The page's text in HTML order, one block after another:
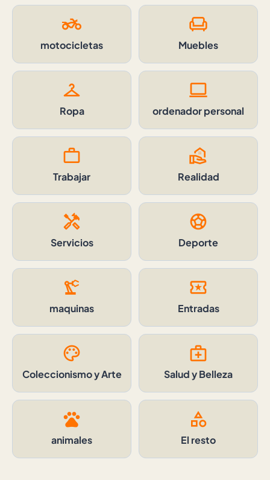
two_wheeler
motocicletas
chair
Muebles
checkroom
Ropa
computer
ordenador personal
work
Trabajar
real_estate_agent
Realidad
handyman
Servicios
sports_soccer
Deporte
precision_manufacturing
maquinas
local_activity
Entradas
palette
Coleccionismo y Arte
medical_services
Salud y Belleza
pets
animales
category
El resto